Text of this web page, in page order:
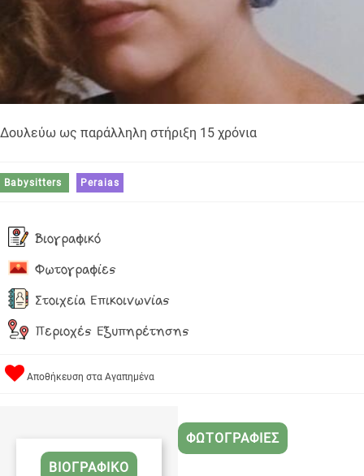
Δουλεύω ως παράλληλη στήριξη 15 χρόνια
Babysitters Peraias
Βιογραφικό
Φωτογραφίες
Στοιχεία Επικοινωνίας
Περιοχές Εξυπηρέτησης
Αποθήκευση στα Αγαπημένα
ΒΙΟΓΡΑΦΙΚΟ
ΦΩΤΟΓΡΑΦΙΕΣ